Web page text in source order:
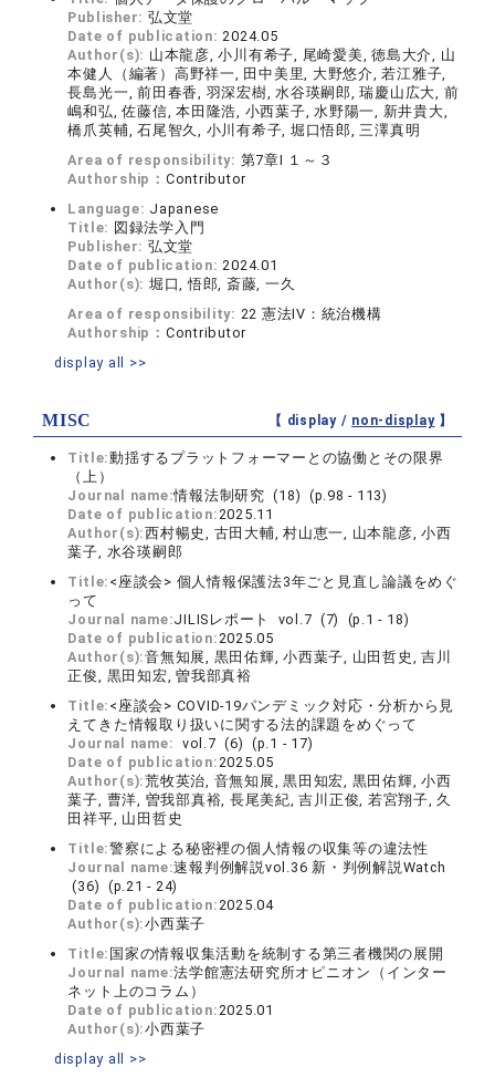
Publisher: 弘文堂
Date of publication:2024.05
Author(s): 山本龍彦, 小川有希子, 尾崎愛美, 徳島大介, 山
本健人（編著）高野祥一, 田中美里, 大野悠介, 若江雅子,
長島光一, 前田春香, 羽深宏樹, 水谷瑛嗣郎, 瑞慶山広大, 前
嶋和弘, 佐藤信, 本田隆浩, 小西葉子, 水野陽一, 新井貴大,
橋爪英輔, 石尾智久, 小川有希子, 堀口悟郎, 三澤真明
Area of responsibility: 第7章I １～３
Authorship： Contributor
Language: Japanese
Title: 図録法学入門
Publisher: 弘文堂
Date of publication:2024.01
Author(s): 堀口, 悟郎, 斎藤, 一久
Area of responsibility: 22 憲法IV：統治機構
Authorship： Contributor
display all >>
MISC 【 display / non-display】
Title:動揺するプラットフォーマーとの協働とその限界
（上）
Journal name:情報法制研究 (18) (p.98 - 113)
Date of publication:2025.11
Author(s):西村暢史, 古田大輔, 村山恵一, 山本龍彦, 小西
葉子, 水谷瑛嗣郎
Title: <座談会> 個人情報保護法3年ごと見直し論議をめぐ
って
Journal name:JILISレポート vol.7 (7) (p.1 - 18)
Date of publication:2025.05
Author(s):音無知展, 黒田佑輝, 小西葉子, 山田哲史, 吉川
正俊, 黒田知宏, 曽我部真裕
Title: <座談会> COVID-19パンデミック対応・分析から見
えてきた情報取り扱いに関する法的課題をめぐって
Journal name: vol.7 (6) (p.1 - 17)
Date of publication:2025.05
Author(s):荒牧英治, 音無知展, 黒田知宏, 黒田佑輝, 小西
葉子, 曹洋, 曽我部真裕, 長尾美紀, 吉川正俊, 若宮翔子, 久
田祥平, 山田哲史
Title:警察による秘密裡の個人情報の収集等の違法性
Journal name:速報判例解説vol.36 新・判例解説Watch
(36) (p.21 - 24)
Date of publication:2025.04
Author(s):小西葉子
Title: 国家の情報収集活動を統制する第三者機関の展開
Journal name:法学館憲法研究所オピニオン（インター
ネット上のコラム）
Date of publication:2025.01
Author(s):小西葉子
display all >>